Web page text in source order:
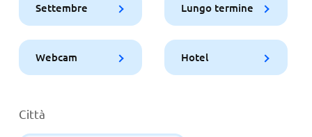
Settembre Lungo termine
Webcam Hotel
Città